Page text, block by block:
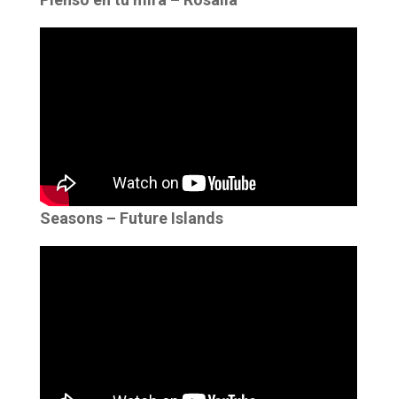
Seasons – Future Islands